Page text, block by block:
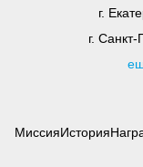
МиссияИстория
г.
г. Санкт-